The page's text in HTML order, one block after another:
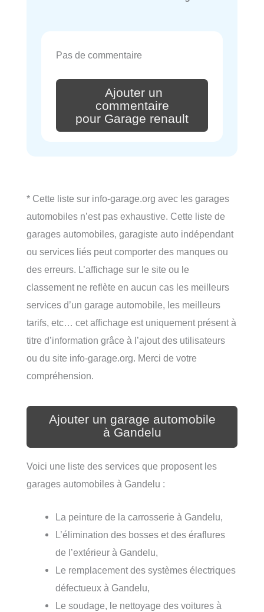
Pas de commentaire
Ajouter un
commentaire
pour Garage renault
* Cette liste sur info-garage.org avec les garages
automobiles n’est pas exhaustive. Cette liste de
garages automobiles, garagiste auto indépendant
ou services liés peut comporter des manques ou
des erreurs. L’affichage sur le site ou le
classement ne reflète en aucun cas les meilleurs
services d’un garage automobile, les meilleurs
tarifs, etc… cet affichage est uniquement présent à
titre d’information grâce à l’ajout des utilisateurs
ou du site info-garage.org. Merci de votre
compréhension.
Ajouter un garage automobile
à Gandelu
Voici une liste des services que proposent les
garages automobiles à Gandelu :
La peinture de la carrosserie à Gandelu,
L’élimination des bosses et des éraflures
de l’extérieur à Gandelu,
Le remplacement des systèmes électriques
défectueux à Gandelu,
Le soudage, le nettoyage des voitures à